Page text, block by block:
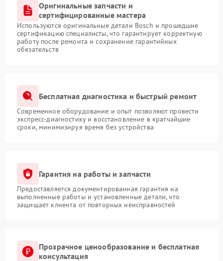
Оригинальные запчасти и
сертифицированные мастера
Используются оригинальные детали Bosch и прошедшие
сертификацию специалисты, что гарантирует корректную
работу после ремонта и сохранение гарантийных
обязательств
Бесплатная диагностика и быстрый ремонт
Современное оборудование и опыт позволяют провести
экспресс-диагностику и восстановление в кратчайшие
сроки, минимизируя время без устройства
Гарантия на работы и запчасти
Предоставляется документированная гарантия на
выполненные работы и установленные детали, что
защищает клиента от повторных неисправностей
Прозрачное ценообразование и бесплатная
консультация